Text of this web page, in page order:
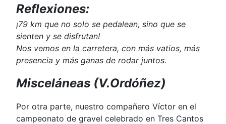
Reflexiones:
¡79 km que no solo se pedalean, sino que se
sienten y se disfrutan!
Nos vemos en la carretera, con más vatios, más
presencia y más ganas de rodar juntos.
Misceláneas (V.Ordóñez)
Por otra parte, nuestro compañero Víctor en el
campeonato de gravel celebrado en Tres Cantos